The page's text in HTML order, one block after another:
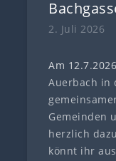
2. Juli 2026
Am 12.7.2026
Auerbach in
Gemeinden
herzlich
könnt ihr